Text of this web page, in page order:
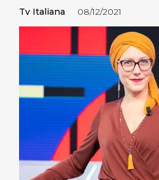
Tv Italiana 08/12/2021